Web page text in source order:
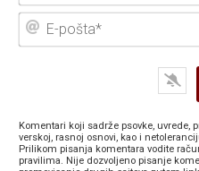
Komentari koji sadrže psovke, uvrede,
verskoj, rasnoj osnovi, kao i
Prilikom pisanja komentara vodite
pravilima. Nije dozvoljeno pisanje